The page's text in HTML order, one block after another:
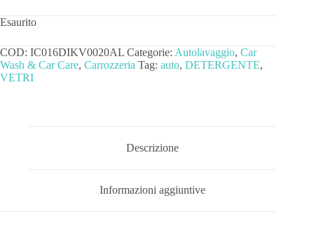
Esaurito
COD: IC016DIKV0020AL Categorie: Autolavaggio, Car
Wash & Car Care, Carrozzeria Tag: auto, DETERGENTE,
VETRI
Descrizione
Informazioni aggiuntive